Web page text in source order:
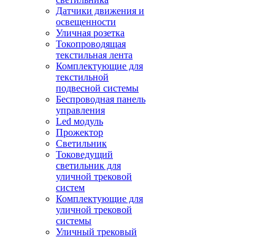
Датчики движения и
освещенности
Уличная розетка
Токопроводящая
текстильная лента
Комплектующие для
текстильной
подвесной системы
Беспроводная панель
управления
Led модуль
Прожектор
Светильник
Токоведущий
светильник для
уличной трековой
систем
Комплектующие для
уличной трековой
системы
Уличный трековый